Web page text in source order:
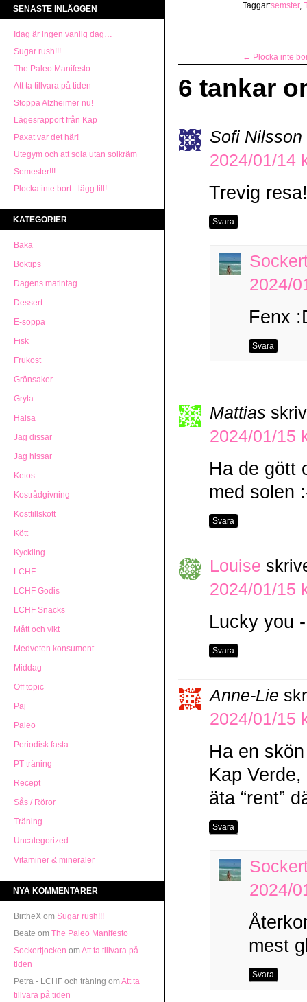
SENASTE INLÄGGEN
Idag är ingen vanlig dag…
Sugar rush!!!
The Paleo Manifesto
Att ta tillvara på tiden
Stoppa Alzheimer nu!
Lägesrapport från Kap
Paxat var det här!
Utegym och att sola utan solkräm
Semester!!!
Plocka inte bort - lägg till!
KATEGORIER
Baka
Boktips
Dagens matintag
Dessert
E-soppa
Fisk
Frukost
Grönsaker
Gryta
Hälsa
Jag dissar
Jag hissar
Ketos
Kostrådgivning
Kosttillskott
Kött
Kyckling
LCHF
LCHF Godis
LCHF Snacks
Mått och vikt
Medveten konsument
Middag
Off topic
Paj
Paleo
Periodisk fasta
PT träning
Recept
Sås / Röror
Träning
Uncategorized
Vitaminer & mineraler
NYA KOMMENTARER
BirtheX om Sugar rush!!!
Beate om The Paleo Manifesto
Sockertjocken omAtt ta tillvara på
tiden
Petra - LCHF och träning omAtt ta
tillvara på tiden
Taggar:semster,
← Plocka inte
6 tankar
Sofi Nilsson
2024/01/14
Trevig
Svara
2024/
Fenx
Svara
Mattias
2024/01/15
Ha de gött
med solen
Svara
Louise
2024/01/15
Lucky you
Svara
Anne-Lie
2024/01/15
Ha en
Kap
äta “rent”
Svara
2024/
mest
Svara